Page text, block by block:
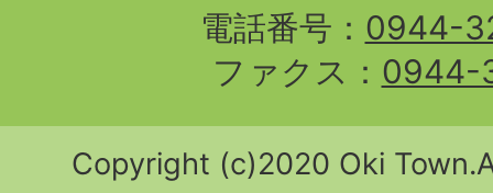
電話番号： 0944-
ファクス： 0944-
Copyright (c)2020 Oki